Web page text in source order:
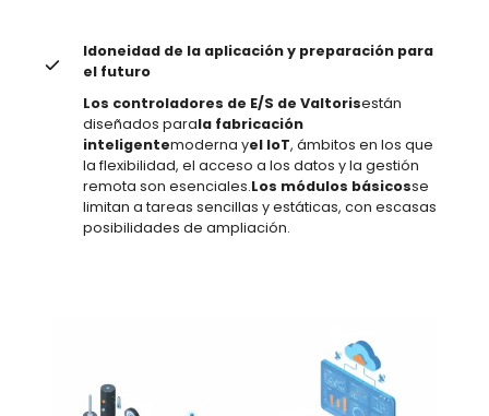
Idoneidad de la aplicación y preparación para
el futuro
Los controladores de E/S de Valtorisestán
diseñados parala fabricación
inteligentemoderna yel IoT, ámbitos en los que
la flexibilidad, el acceso a los datos y la gestión
remota son esenciales.Los módulos básicosse
limitan a tareas sencillas y estáticas, con escasas
posibilidades de ampliación.